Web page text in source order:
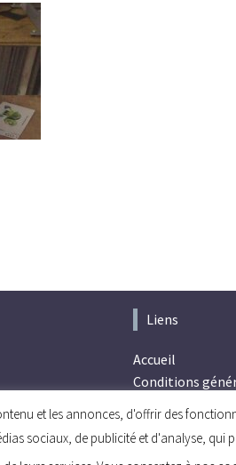
Liens
Accueil
Conditions
Politique de
et les annonces, d'offrir des
sociaux, de publicité et d'analyse,